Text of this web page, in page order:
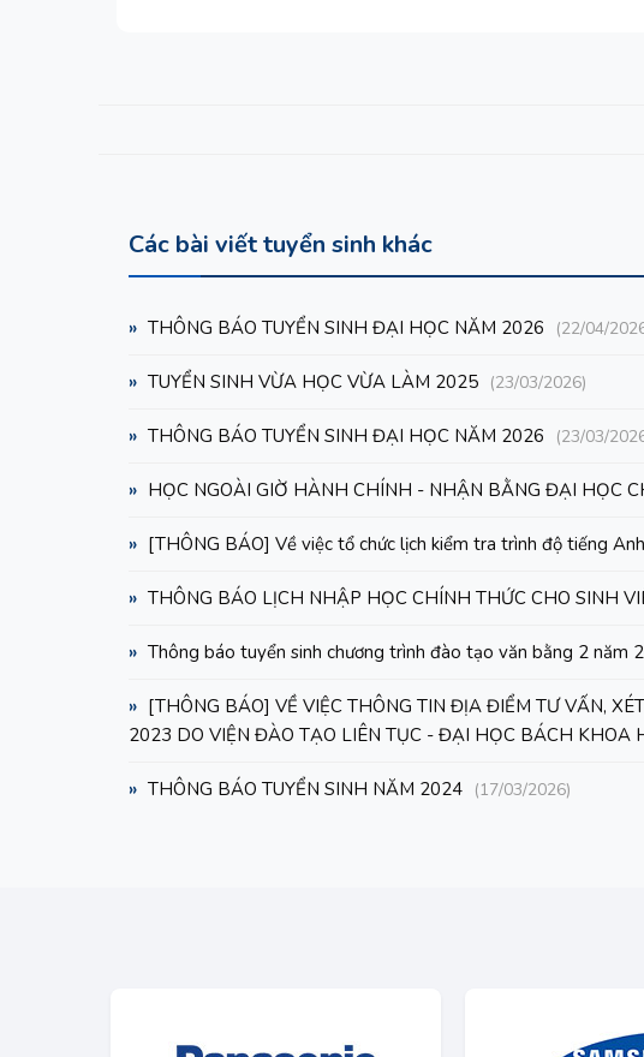
Các bài viết tuyển sinh khác
» THÔNG BÁO TUYỂN SINH ĐẠI HỌC NĂM 2026 (22/04/
» TUYỂN SINH VỪA HỌC VỪA LÀM 2025 (23/03/2026)
» THÔNG BÁO TUYỂN SINH ĐẠI HỌC NĂM 2026 (23/03/
» HỌC NGOÀI GIỜ HÀNH CHÍNH - NHẬN BẰNG ĐẠI HỌC
» [THÔNG BÁO] Về việc tổ chức lịch kiểm tra trình độ tiếng
» THÔNG BÁO LỊCH NHẬP HỌC CHÍNH THỨC CHO SINH
» Thông báo tuyển sinh chương trình đào tạo văn bằng 2 năm
» [THÔNG BÁO] VỀ VIỆC THÔNG TIN ĐỊA ĐIỂM TƯ VẤN,
2023 DO VIỆN ĐÀO TẠO LIÊN TỤC - ĐẠI HỌC BÁCH KHOA
» THÔNG BÁO TUYỂN SINH NĂM 2024 (17/03/2026)